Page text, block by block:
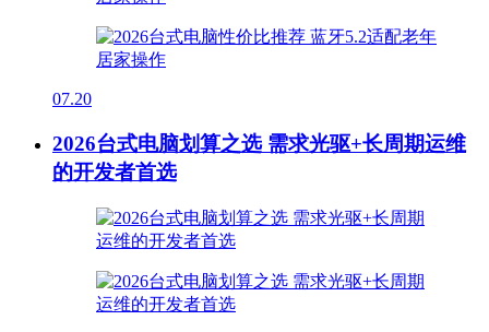
07.20
2026台式电脑划算之选 需求光驱+长周期运维
的开发者首选